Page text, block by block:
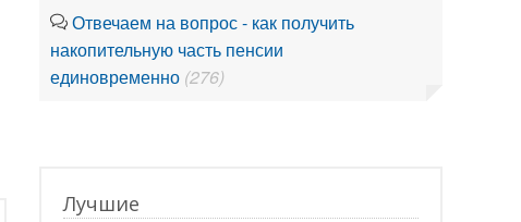
Отвечаем на вопрос - как получить
накопительную часть пенсии
единовременно (276)
Лучшие